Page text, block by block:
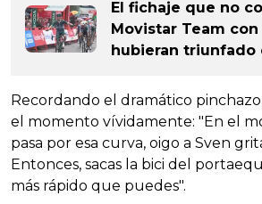
El fichaje que no
Movistar Team
hubieran triunfado
Recordando el dramático
el momento vívidamente: "En el
pasa por esa curva, oigo a Sven
Entonces, sacas la bici del
más rápido que puedes".